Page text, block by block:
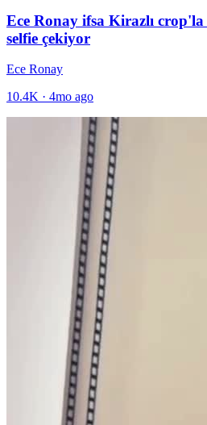
Ece Ronay ifsa Kirazlı
selfie çekiyor
Ece Ronay
10.4K · 4mo ago